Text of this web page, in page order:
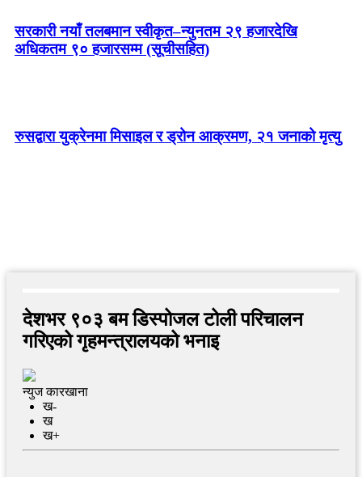
सरकारी नयाँ तलबमान स्वीकृत–न्युनतम २९ हजारदेखि
अधिकतम ९० हजारसम्म (सूचीसहित)
रुसद्वारा युक्रेनमा मिसाइल र ड्रोन आक्रमण, २१ जनाको मृत्यु
देशभर ९०३ बम डिस्पोजल टोली परिचालन
गरिएको गृहमन्त्रालयको भनाइ
न्युज कारखाना
ख-
ख
ख+